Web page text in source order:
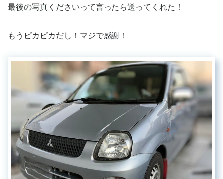
最後の写真くださいって言ったら送ってくれた！
もうピカピカだし！マジで感謝！